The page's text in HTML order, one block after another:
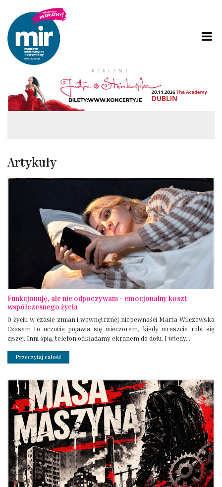
REKLAMA
Artykuły
Funkcjonuję, ale nie odpoczywam - emocjonalny koszt
współczesnego życia
O życiu w czasie zmian i wewnętrznej niepewności Marta Wilczewska
Czasem to uczucie pojawia się wieczorem, kiedy wreszcie robi się
ciszej. Inni śpią, telefon odkładamy ekranem do dołu. I wtedy...
Przeczytaj całość